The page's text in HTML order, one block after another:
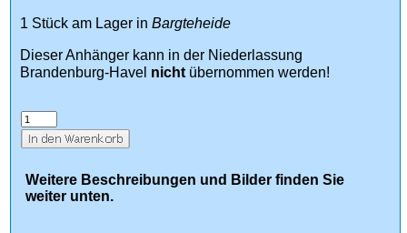
1 Stück am Lager in Bargteheide
Dieser Anhänger kann in der Niederlassung
Brandenburg-Havel nicht übernommen werden!
Weitere Beschreibungen und Bilder finden Sie
weiter unten.